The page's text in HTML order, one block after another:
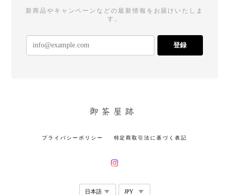
新商品やキャンペーンなどの最新情報をお届けいたしま
す。
登録
プライバシーポリシー 特定商取引法に基づく表記